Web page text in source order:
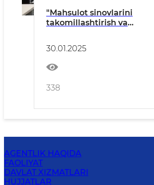
"Mahsulot sinovlarini
takomillashtirish va
dolzarbligi" mavzusidagi
mazkur matbuot anjumani
30.01.2025
338
AGENTLIK HAQIDA
FAOLIYAT
DAVLAT XIZMATLARI
HUJJATLAR